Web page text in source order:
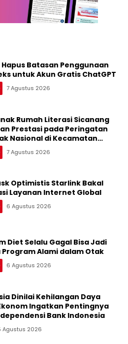
Hapus Batasan Penggunaan
untuk Akun Gratis ChatGPT
7 Agustus 2026
Rumah Literasi Sicanang
Prestasi pada Peringatan
Nasional di Kecamatan
7 Agustus 2026
Optimistis Starlink Bakal
Layanan Internet Global
6 Agustus 2026
Diet Selalu Gagal Bisa Jadi
Program Alami dalam Otak
6 Agustus 2026
Dinilai Kehilangan Daya
Ingatkan Pentingnya
Bank Indonesia
Agustus 2026